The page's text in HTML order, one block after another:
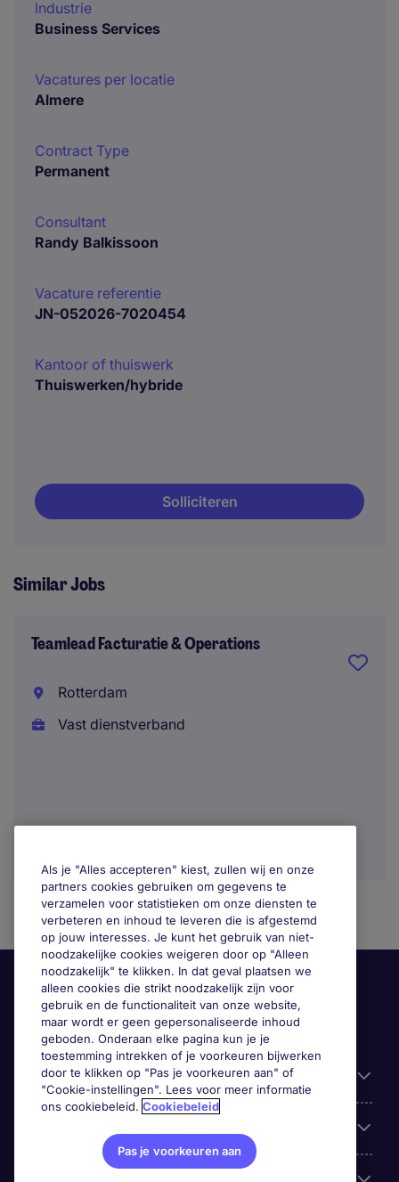
Industrie
Business Services
Vacatures per locatie
Almere
Contract Type
Permanent
Consultant
Randy Balkissoon
Vacature referentie
JN-052026-7020454
Kantoor of thuiswerk
Thuiswerken/hybride
Solliciteren
Similar Jobs
Teamlead Facturatie & Operations
Rotterdam
Vast dienstverband
Handige informatie
Als je "Alles accepteren" kiest, zullen wij en onze
partners cookies gebruiken om gegevens te
verzamelen voor statistieken om onze diensten te
verbeteren en inhoud te leveren die is afgestemd
op jouw interesses. Je kunt het gebruik van niet-
noodzakelijke cookies weigeren door op "Alleen
noodzakelijk" te klikken. In dat geval plaatsen we
alleen cookies die strikt noodzakelijk zijn voor
gebruik en de functionaliteit van onze website,
maar wordt er geen gepersonaliseerde inhoud
geboden. Onderaan elke pagina kun je je
toestemming intrekken of je voorkeuren bijwerken
door te klikken op "Pas je voorkeuren aan" of
"Cookie-instellingen". Lees voor meer informatie
ons cookiebeleid. Cookiebeleid
Pas je voorkeuren aan